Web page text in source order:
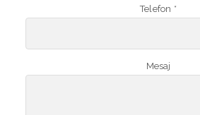
Telefon *
Mesaj